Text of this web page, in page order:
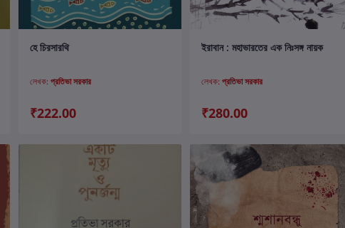
হে চিরসারথি
লেখক: প্রতিভা সরকার
₹222.00
কার্টে যোগ করুন
ইরাবান : মহাভারতের এক নিঃসঙ্গ নায়ক
লেখক:প্রতিভা সরকার
₹280.00